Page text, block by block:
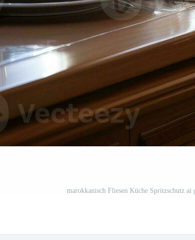
marokkanisch Fliesen Küche Spritzschutz ai